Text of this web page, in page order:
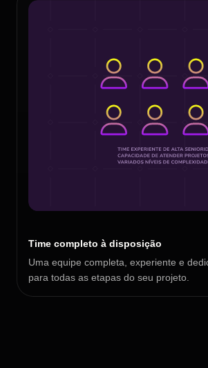
Time completo à disposição
Uma equipe completa, experiente e
para todas as etapas do seu projeto.